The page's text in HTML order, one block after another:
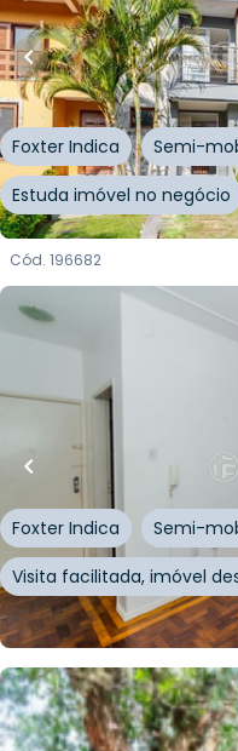
Casa em
I
Rua Adriano Pereira
Foxter Indica
Semi-
Estuda imóvel no negócio
Cód. 196682
R$230.000,00
218.500,00
2quartos
Apartamento •
Avenida Praia de Belas,
Foxter Indica
Semi-
Visita facilitada, imóvel
Cód. 225614
R$1.665.000,00
R$1.498.000,00